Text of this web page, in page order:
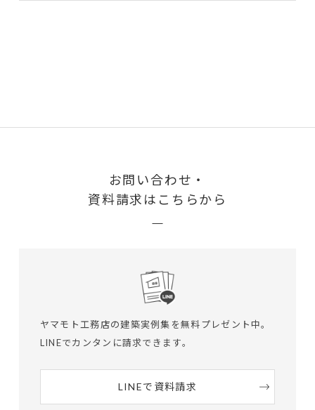
お問い合わせ・
資料請求はこちらから
ヤマモト工務店の建築実例集を無料プレゼント中。
LINEでカンタンに請求できます。
LINEで資料請求